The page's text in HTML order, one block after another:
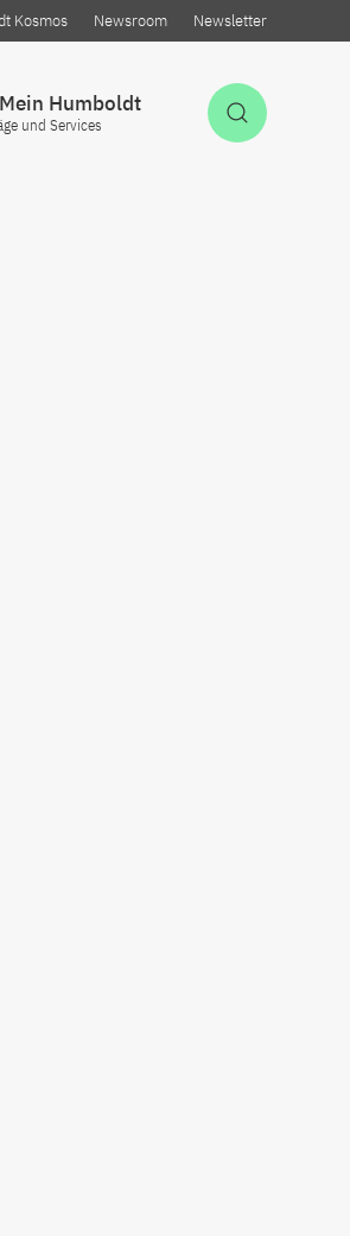
Kosmos Newsroom Newsletter
Mein Humboldt
und Services